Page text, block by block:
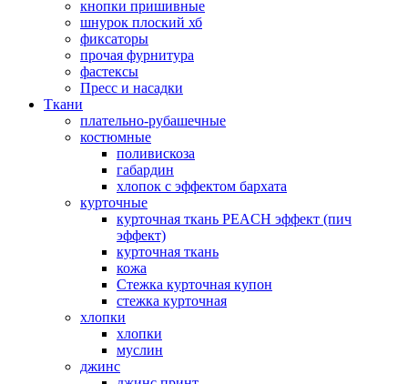
кнопки пришивные
шнурок плоский хб
фиксаторы
прочая фурнитура
фастексы
Пресс и насадки
Ткани
плательно-рубашечные
костюмные
поливискоза
габардин
хлопок с эффектом бархата
курточные
курточная ткань PEACH эффект (пич
эффект)
курточная ткань
кожа
Стежка курточная купон
стежка курточная
хлопки
хлопки
муслин
джинс